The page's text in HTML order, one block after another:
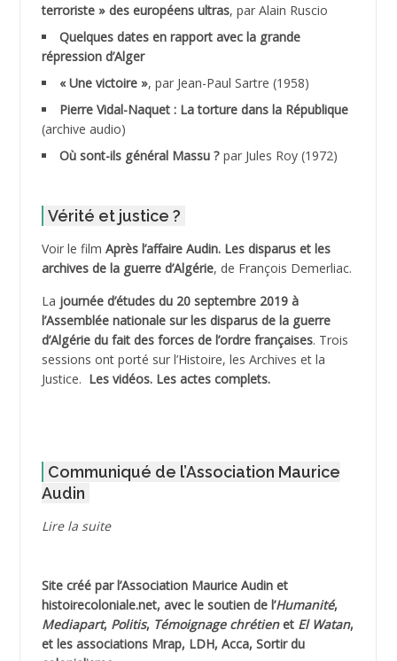
ADDALA Boualem*
ADDANE
ADDECHE Rachid
ADELIOUAT Vve AIT SAADA
ADJANI Khaled
ADJAOUT
ADNI Mohamed Akli
ADOUL Arab *
AGOULMINE
AHLOUCHE Mabrouk *
AIBLIED Ahmed
terroriste » des européens ultras, par Alain Ruscio
Quelques dates en rapport avec la grande
répression d’Alger
« Une victoire », par Jean-Paul Sartre (1958)
Pierre Vidal-Naquet : La torture dans la République
(archive audio)
Où sont-ils général Massu ? par Jules Roy (1972)
Vérité et justice ?
Voir le film Après l’affaire Audin. Les disparus et les
archives de la guerre d’Algérie, de François Demerliac.
La journée d’études du 20 septembre 2019 à
l’Assemblée nationale sur les disparus de la guerre
d’Algérie du fait des forces de l’ordre françaises. Trois
sessions ont porté sur l’Histoire, les Archives et la
Justice. Les vidéos. Les actes complets.
Communiqué de l’Association Maurice
Audin
Lire la suite
Site créé par l’Association Maurice Audinet
histoirecoloniale.net, avec le soutien de l’Humanité,
Mediapart, Politis, Témoignage chrétienet El Watan,
et les associations Mrap, LDH, Acca, Sortir du